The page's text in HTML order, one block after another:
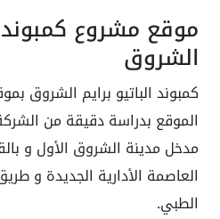
موقع مشروع كمبوند
الشروق
كمبوند الباتيو برايم الشروق
الموقع بدراسة دقيقة من
مدخل مدينة الشروق الأول و
العاصمة الأدارية الجديدة و
الطبي.